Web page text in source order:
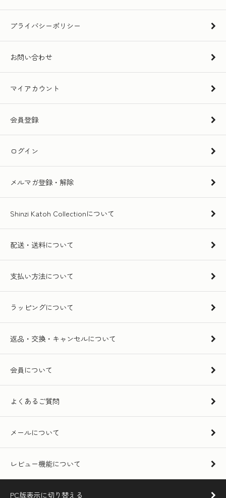
プライバシーポリシー
お問い合わせ
マイアカウント
会員登録
ログイン
メルマガ登録・解除
Shinzi Katoh Collectionについて
配送・送料について
支払い方法について
ラッピングについて
返品・交換・キャンセルについて
会員について
よくあるご質問
メールについて
レビュー機能について
PC版表示に切り替える